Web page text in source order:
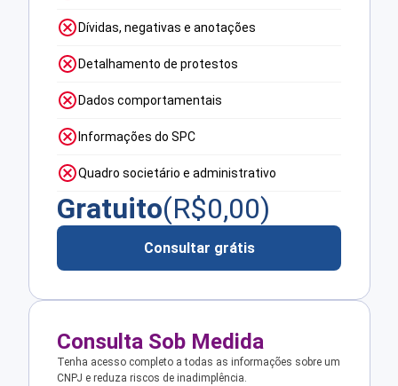
Dívidas, negativas e anotações
Detalhamento de protestos
Dados comportamentais
Informações do SPC
Quadro societário e administrativo
Gratuito(R$0,00)
Consultar grátis
Consulta Sob Medida
Tenha acesso completo a todas as informações sobre um
CNPJ e reduza riscos de inadimplência.